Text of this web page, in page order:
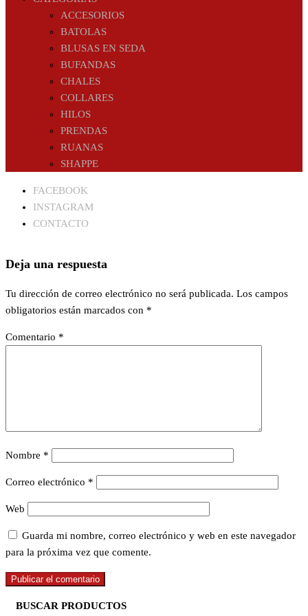
ACCESORIOS
BATOLAS
BLUSAS EN SEDA
BUFANDAS
CHALES
COLLARES
HILOS
PRENDAS
RUANAS
SHAPPE
FACEBOOK
INSTAGRAM
CONTACTO
Deja una respuesta
Tu dirección de correo electrónico no será publicada. Los campos
obligatorios están marcados con *
Comentario *
Nombre *
Correo electrónico *
Web
Guarda mi nombre, correo electrónico y web en este navegador
para la próxima vez que comente.
BUSCAR PRODUCTOS